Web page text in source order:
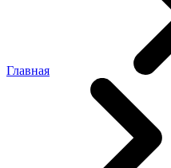
Главная